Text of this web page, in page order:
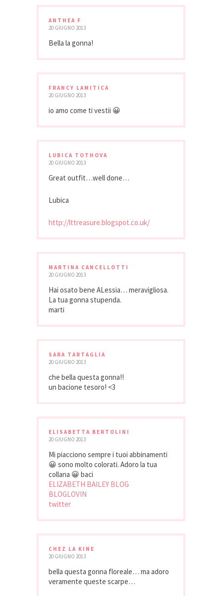
ANTHEA F
20 GIUGNO 2013
Bella la gonna!
FRANCY LAMITICA
20 GIUGNO 2013
io amo come ti vestii 😀
LUBICA TOTHOVA
20 GIUGNO 2013
Great outfit…well done…
Lubica
http://lttreasure.blogspot.co.uk/
MARTINA CANCELLOTTI
20 GIUGNO 2013
Hai osato bene ALessia… meravigliosa.
La tua gonna stupenda.
marti
SARA TARTAGLIA
20 GIUGNO 2013
che bella questa gonna!!
un bacione tesoro! <3
ELISABETTA BERTOLINI
20 GIUGNO 2013
Mi piacciono sempre i tuoi abbinamenti
😀 sono molto colorati. Adoro la tua
collana 😀 baci
ELIZABETH BAILEY BLOG
BLOGLOVIN
twitter
CHEZ LA KINE
20 GIUGNO 2013
bella questa gonna floreale… ma adoro
veramente queste scarpe…